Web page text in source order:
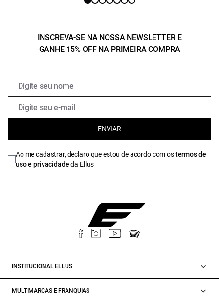
INSCREVA-SE NA NOSSA NEWSLETTER E
GANHE 15% OFF NA PRIMEIRA COMPRA
ENVIAR
Ao me cadastrar, declaro que estou de acordo com ostermos de
uso e privacidadeda Ellus
INSTITUCIONAL ELLUS
MULTIMARCAS E FRANQUIAS